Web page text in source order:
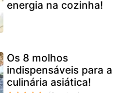
energia na cozinha!
Os 8 molhos
indispensáveis para a
culinária asiática!